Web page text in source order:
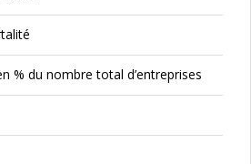
% du nombre total d’entreprises